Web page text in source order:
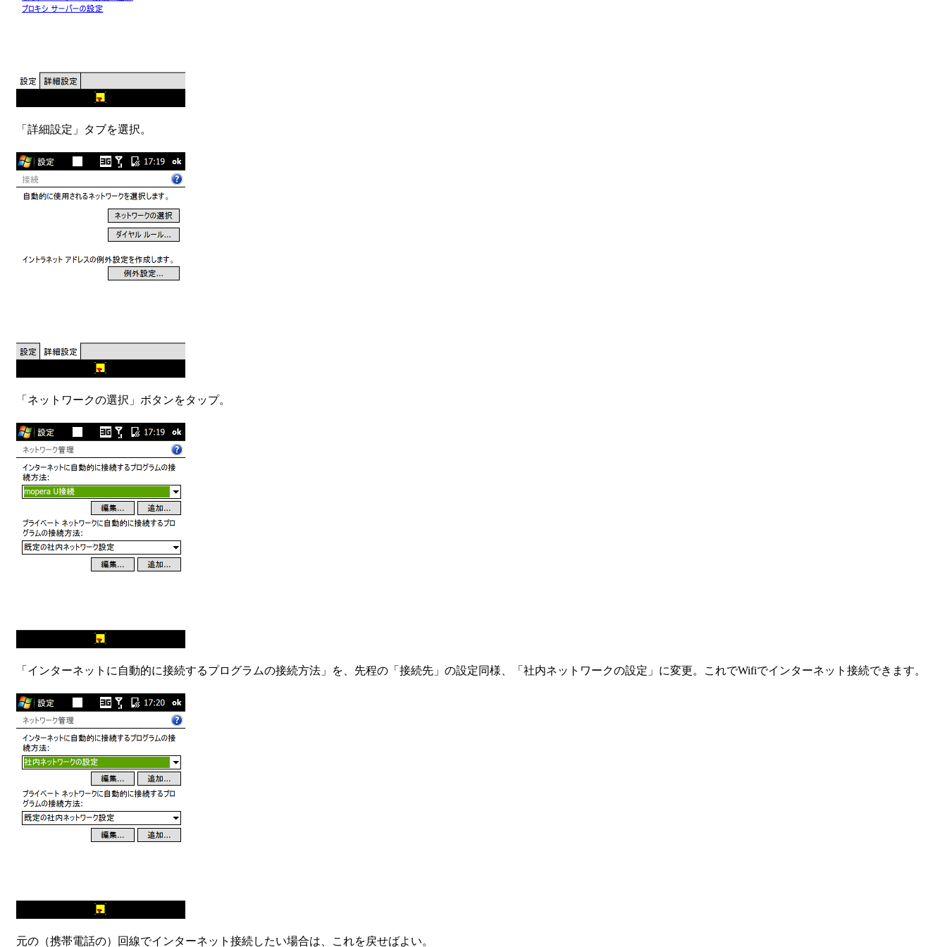
「詳細設定」タブを選択。
「ネットワークの選択」ボタンをタップ。
「インターネットに自動的に接続するプログラムの接続方法」を、先程の「接続先」の設定同様、「社内ネットワークの設定」に変更。これでWifiでインターネット接続できます。
元の（携帯電話の）回線でインターネット接続したい場合は、これを戻せばよい。